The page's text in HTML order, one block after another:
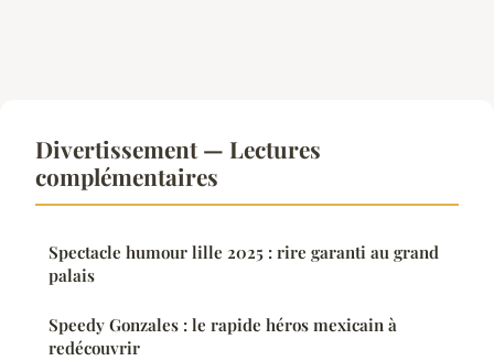
Divertissement — Lectures
complémentaires
Spectacle humour lille 2025 : rire garanti au grand
palais
Speedy Gonzales : le rapide héros mexicain à
redécouvrir